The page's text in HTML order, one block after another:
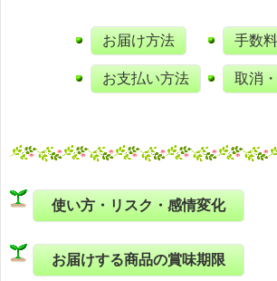
お届け方法
お支払い方法
手数
取消
使い方・リスク・感情変化
お届けする商品の賞味期限